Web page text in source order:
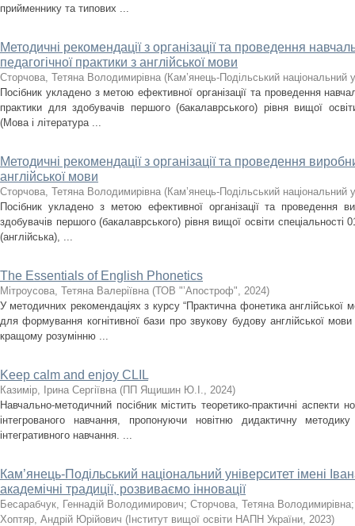
прийменнику та типових ...
Методичні рекомендації з організації та проведення
педагогічної практики з англійської мови
Сторчова, Тетяна Володимирівна (Кам’янець-Подільський національний
Посібник укладено з метою ефективної організації та проведення
практики для здобувачів першого (бакалаврського) рівня вищої
(Мова і література ...
Методичні рекомендації з організації та проведення
англійської мови
Сторчова, Тетяна Володимирівна (Кам’янець-Подільський національний
Посібник укладено з метою ефективної організації та проведення
здобувачів першого (бакалаврського) рівня вищої освіти спеціальності
(англійська), ...
The Essentials of English Phonetics
Мітроусова, Тетяна Валеріївна (ТОВ "’Апостроф", 2024)
У методичних рекомендаціях з курсу “Практична фонетика англійської
для формування когнітивної бази про звукову будову англійської
кращому розумінню ...
Keep calm and enjoy CLIL
Казимір, Ірина Сергіївна (ПП Ящишин Ю.І., 2024)
Навчально-методичний посібник містить теоретико-практичні аспекти
інтегрованого навчання, пропонуючи новітню дидактичну
інтегративного навчання. ...
Кам’янець-Подільський національний університет імені
академічні традиції, розвиваємо інновації
Бесарабчук, Геннадій Володимирович; Сторчова, Тетяна Володимирівна
Хоптяр, Андрій Юрійович ( Інститут вищої освіти НАПН України, 2023)